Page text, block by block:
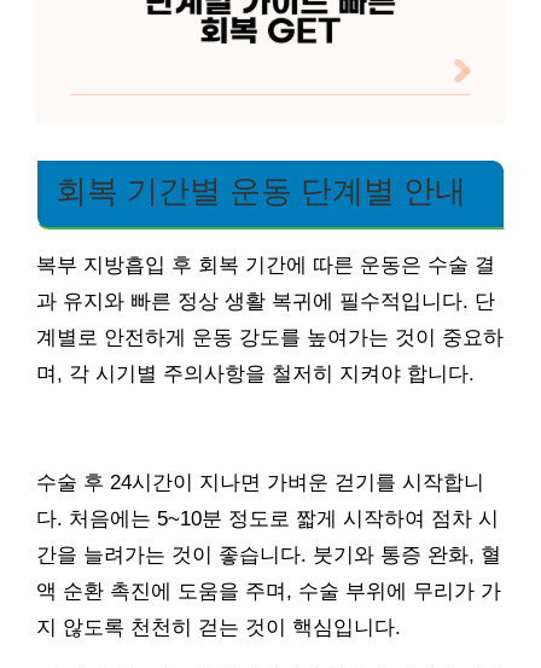
회복 기간별 운동 단계별 안내
복부 지방흡입 후 회복 기간에 따른 운동은 수술 결
과 유지와 빠른 정상 생활 복귀에 필수적입니다. 단
계별로 안전하게 운동 강도를 높여가는 것이 중요하
며, 각 시기별 주의사항을 철저히 지켜야 합니다.
수술 후 24시간이 지나면 가벼운 걷기를 시작합니
다. 처음에는 5~10분 정도로 짧게 시작하여 점차 시
간을 늘려가는 것이 좋습니다. 붓기와 통증 완화, 혈
액 순환 촉진에 도움을 주며, 수술 부위에 무리가 가
지 않도록 천천히 걷는 것이 핵심입니다.